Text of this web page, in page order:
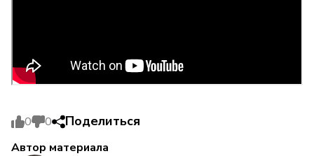
0 0 Поделиться
Автор материала